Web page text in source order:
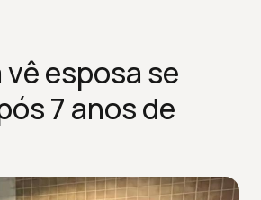
esposa se
7 anos de